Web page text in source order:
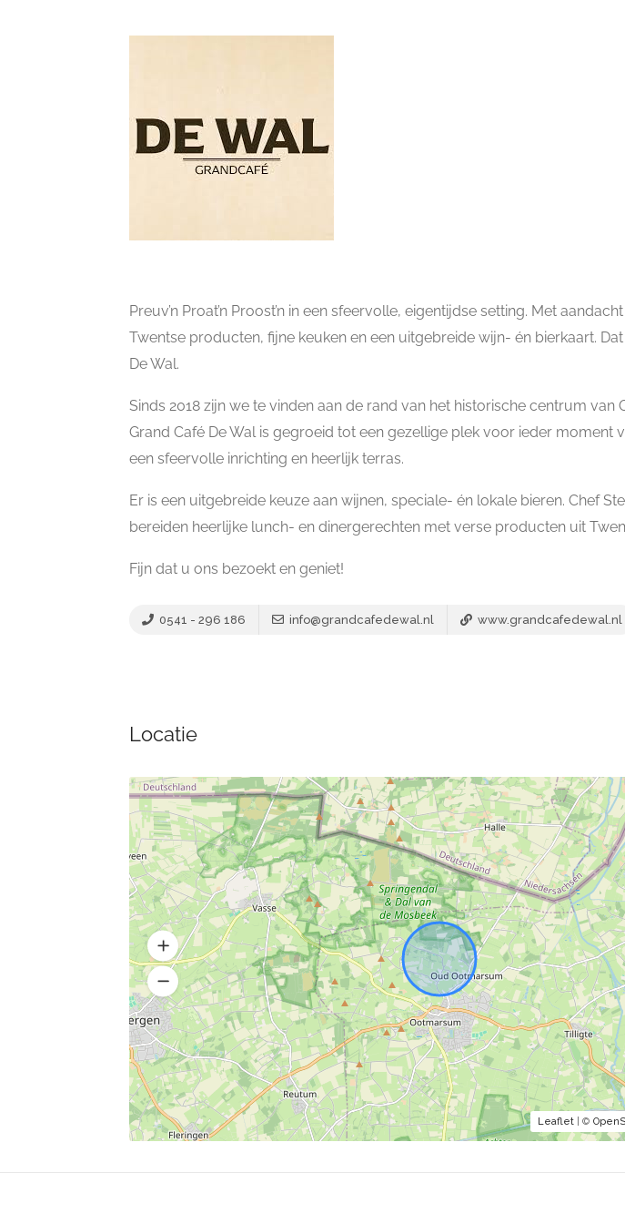
Preuv’n Proat’n Proost’n in een sfeervolle, eigentijdse setting. Met
Twentse producten, fijne keuken en een uitgebreide wijn- én bierkaart. Dat
De Wal.
Sinds 2018 zijn we te vinden aan de rand van het historische centrum van
Grand Café De Wal is gegroeid tot een gezellige plek voor ieder moment
een sfeervolle inrichting en heerlijk terras.
Er is een uitgebreide keuze aan wijnen, speciale- én lokale bieren. Chef
bereiden heerlijke lunch- en dinergerechten met verse producten uit
Fijn dat u ons bezoekt en geniet!
0541 - 296 186 info@grandcafedewal.nl www.grandcafedewal.nl
Locatie
Leaflet| ©